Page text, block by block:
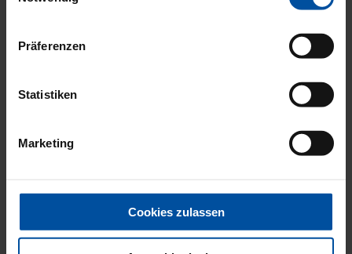
Präferenzen
Statistiken
Marketing
Cookies zulassen